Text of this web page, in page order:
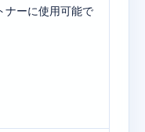
ナーに使用可能で